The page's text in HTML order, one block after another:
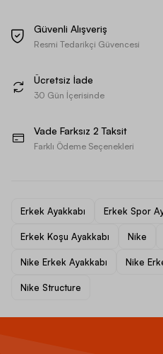
Güvenli Alışveriş
Resmi Tedarikçi Güvencesi
Ücretsiz İade
30 Gün İçerisinde
Vade Farksız 2 Taksit
Farklı Ödeme Seçenekleri
Erkek Ayakkabı Erkek Spor
Erkek Koşu Ayakkabı Nike
Nike Erkek Ayakkabı Nike
Nike Structure